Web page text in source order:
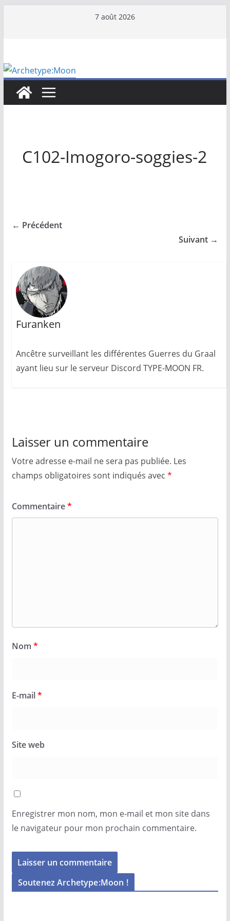
7 août 2026
C102-Imogoro-soggies-2
← Précédent
Suivant →
Furanken
Ancêtre surveillant les différentes Guerres du Graal
ayant lieu sur le serveur Discord TYPE-MOON FR.
Laisser un commentaire
Votre adresse e-mail ne sera pas publiée. Les
champs obligatoires sont indiqués avec *
Commentaire*
Nom *
E-mail*
Site web
Enregistrer mon nom, mon e-mail et mon site dans
le navigateur pour mon prochain commentaire.
Soutenez Archetype:Moon !